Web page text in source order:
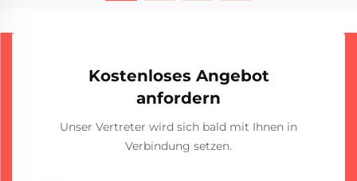
Kostenloses Angebot
anfordern
Unser Vertreter wird sich bald mit Ihnen in
Verbindung setzen.